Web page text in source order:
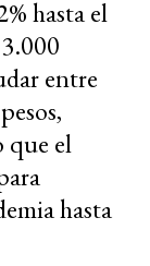
hasta el
entre
que el
hasta